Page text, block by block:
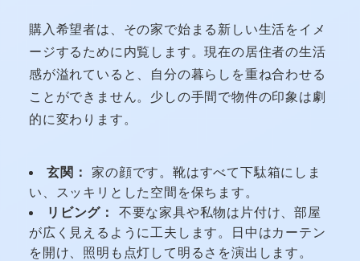
購入希望者は、その家で始まる新しい生活をイメ
ージするために内覧します。現在の居住者の生活
感が溢れていると、自分の暮らしを重ね合わせる
ことができません。少しの手間で物件の印象は劇
的に変わります。
玄関： 家の顔です。靴はすべて下駄箱にしま
い、スッキリとした空間を保ちます。
リビング：
不要な家具や私物は片付け、部屋
が広く見えるように工夫します。日中はカーテン
を開け、照明も点灯して明るさを演出します。